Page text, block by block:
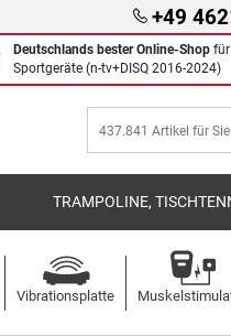
+49
Deutschlands bester Online-Shop für
Sportgeräte (n-tv+DISQ 2016-2024)
TRAMPOLINE,
Vibrationsplatte